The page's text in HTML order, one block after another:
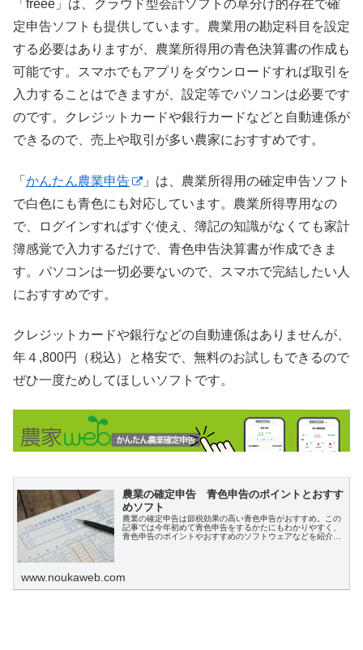
「freee」は、クラウド型会計ソフトの草分け的存在で確
定申告ソフトも提供しています。農業用の勘定科目を設定
する必要はありますが、農業所得用の青色決算書の作成も
可能です。スマホでもアプリをダウンロードすれば取引を
入力することはできますが、設定等でパソコンは必要です
のです。クレジットカードや銀行カードなどと自動連係が
できるので、売上や取引が多い農家におすすめです。
「 かんたん農業申告
」は、農業所得用の確定申告ソフト
で白色にも青色にも対応しています。農業所得専用なの
で、ログインすればすぐ使え、簿記の知識がなくても家計
簿感覚で入力するだけで、青色申告決算書が作成できま
す。パソコンは一切必要ないので、スマホで完結したい人
におすすめです。
クレジットカードや銀行などの自動連係はありませんが、
年４,800円（税込）と格安で、無料のお試しもできるので
ぜひ一度ためしてほしいソフトです。
農業の確定申告 青色申告のポイントとおすす
めソフト
農業の確定申告は節税効果の高い青色申告がおすすめ。この
記事では今年初めて青色申告をするかたにもわかりやすく、
青色申告のポイントやおすすめのソフトウェアなどを紹介し
www.noukaweb.com